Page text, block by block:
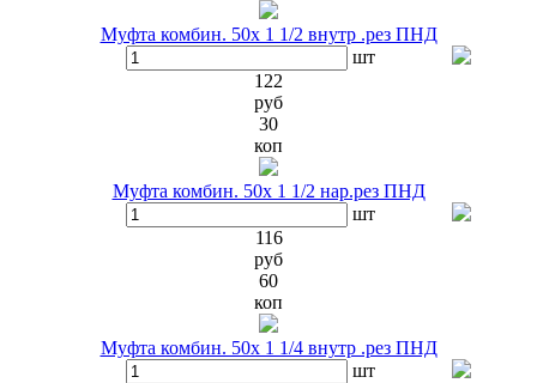
Муфта комбин. 50х 1 1/2 внутр .рез ПНД
шт
122
руб
30
коп
Муфта комбин. 50х 1 1/2 нар.рез ПНД
шт
116
руб
60
коп
Муфта комбин. 50х 1 1/4 внутр .рез ПНД
шт